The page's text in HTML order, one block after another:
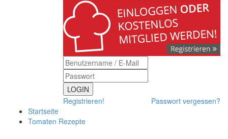
LOGIN
Registrieren!
Passwort vergessen?
Startseite
Tomaten Rezepte